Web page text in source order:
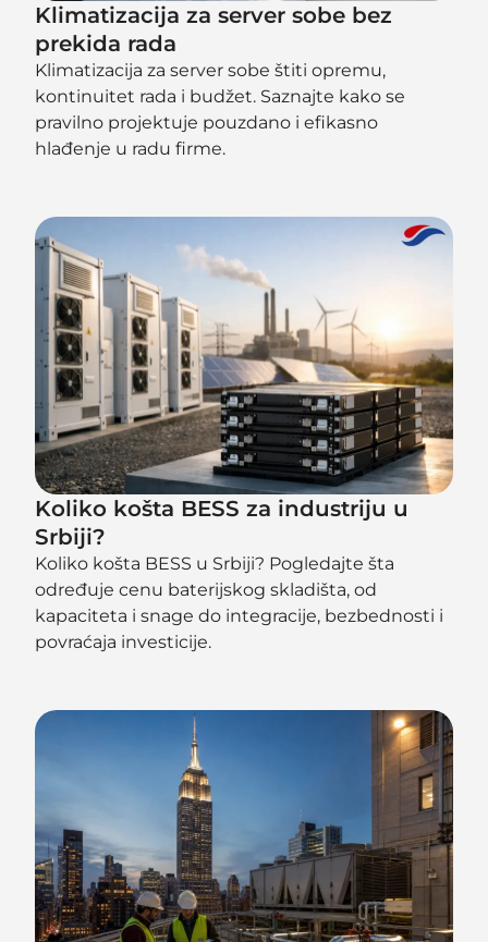
Klimatizacija za server sobe bez
prekida rada
Klimatizacija za server sobe štiti opremu,
kontinuitet rada i budžet. Saznajte kako se
pravilno projektuje pouzdano i efikasno
hlađenje u radu firme.
Koliko košta BESS za industriju u
Srbiji?
Koliko košta BESS u Srbiji? Pogledajte šta
određuje cenu baterijskog skladišta, od
kapaciteta i snage do integracije, bezbednosti i
povraćaja investicije.